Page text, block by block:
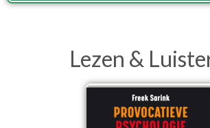
Lezen &